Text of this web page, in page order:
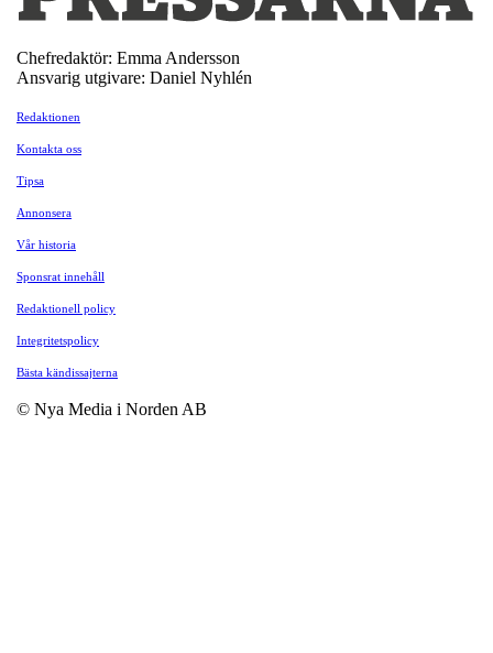
Chefredaktör: Emma Andersson
Ansvarig utgivare: Daniel Nyhlén
Redaktionen
Kontakta oss
Tipsa
Annonsera
Vår historia
Sponsrat innehåll
Redaktionell policy
Integritetspolicy
Bästa kändissajterna
© Nya Media i Norden AB